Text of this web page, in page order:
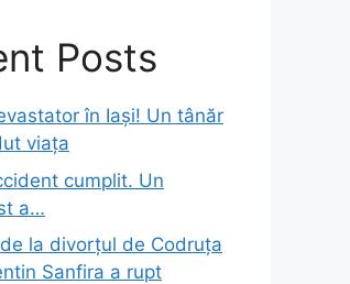
Posts
în Iași! Un tânăr
viața
cumplit. Un
a…
la divorțul de Codruța
Sanfira a rupt